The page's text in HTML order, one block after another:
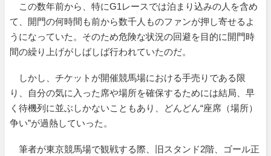
この数年前から、特にG1レースでは泊まり込みの人を含め
て、開門の何時間も前から数千人ものファンが押し寄せるよ
うになっていた。そのため危険な状況の回避を目的に開門時
間の繰り上げがしばしば行われていたのだ。
しかし、チケットが開催競馬場における手売りである限
り、自分の気に入った席や場所を確保するためには結局、早
く待機列に並ぶしかないこともあり、どんどん“座席（場所）
争い”が過熱していった。
筆者が東京競馬場で観戦する際、旧スタンド2階、ゴール正